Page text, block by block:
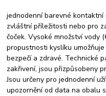
jednodenní barevné kontaktní
zvláštní příležitosti nebo pro
čoček. Vysoké množství vody
propustnosti kyslíku
bezpečí a zdravé. Technické
zakřivení, jsou přizpůsobeny
Jsou určeny pro jednodenní
upozornění od data na obalu